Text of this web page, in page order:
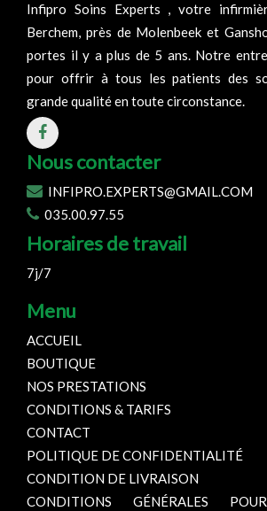
Infipro Soins Experts , votre
Berchem, près de Molenbeek et
portes il y a plus de 5 ans. Notre
pour offrir à tous les patients des
grande qualité en toute circonstance.
Nous contacter
INFIPRO.EXPERTS@GMAIL.COM
035.00.97.55
Horaires de travail
7j/7
Menu
ACCUEIL
BOUTIQUE
NOS PRESTATIONS
CONDITIONS & TARIFS
CONTACT
POLITIQUE DE CONFIDENTIALITÉ
CONDITION DE LIVRAISON
CONDITIONS GÉNÉRALES